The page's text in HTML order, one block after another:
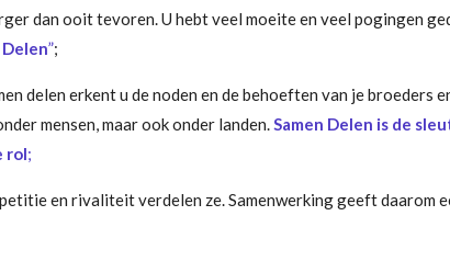
dan ooit tevoren. U hebt veel moeite en veel pogingen
”;
delen erkent u de noden en de behoeften van je broeders
mensen, maar ook onder landen.Samen Delen is de
rol;
en rivaliteit verdelen ze. Samenwerking geeft